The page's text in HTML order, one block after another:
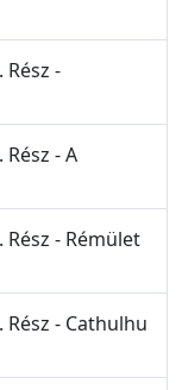
-
- A
- Rémület
- Cathulhu